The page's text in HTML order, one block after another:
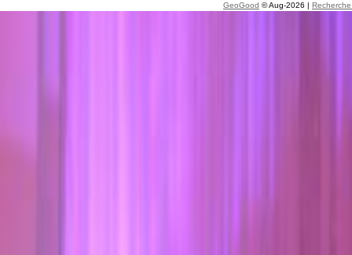
GeoGood © Aug-2026 |